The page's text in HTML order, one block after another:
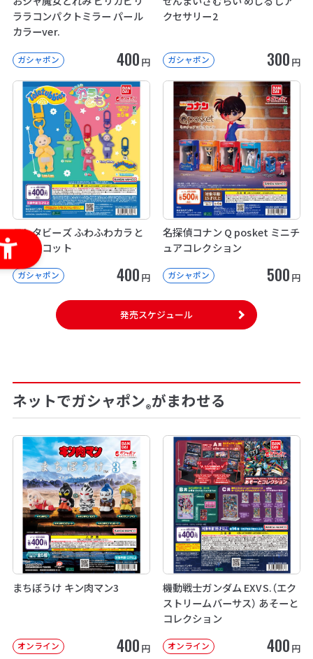
ララコンパクトミラー パール
カラーver.
ガシャポン 400 円
クセサリー2
ガシャポン 300 円
テレタビーズ ふわふわカラと
もマスコット
ガシャポン 400 円
名探偵コナン Q posket ミニチ
ュアコレクション
ガシャポン 500 円
発売スケジュール
ネットでガシャポン®がまわせる
まちぼうけ キン肉マン3
オンライン 400 円
機動戦士ガンダム EXVS.（エク
ストリームバーサス） あそーと
コレクション
オンライン 400 円